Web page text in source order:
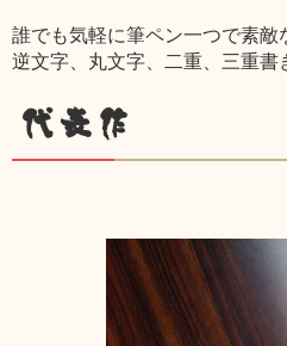
誰でも気軽に筆ペン一つで素敵
逆文字、丸文字、二重、三重書
代表作